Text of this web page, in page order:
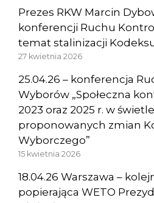
Prezes RKW Marcin
konferencji Ruchu
temat stalinizacji
27 kwietnia 2026
25.04.26 – konferencja
Wyborów „Społeczna
2023 oraz 2025 r. w
proponowanych zmian
Wyborczego”
15 kwietnia 2026
18.04.26 Warszawa –
popierająca WETO